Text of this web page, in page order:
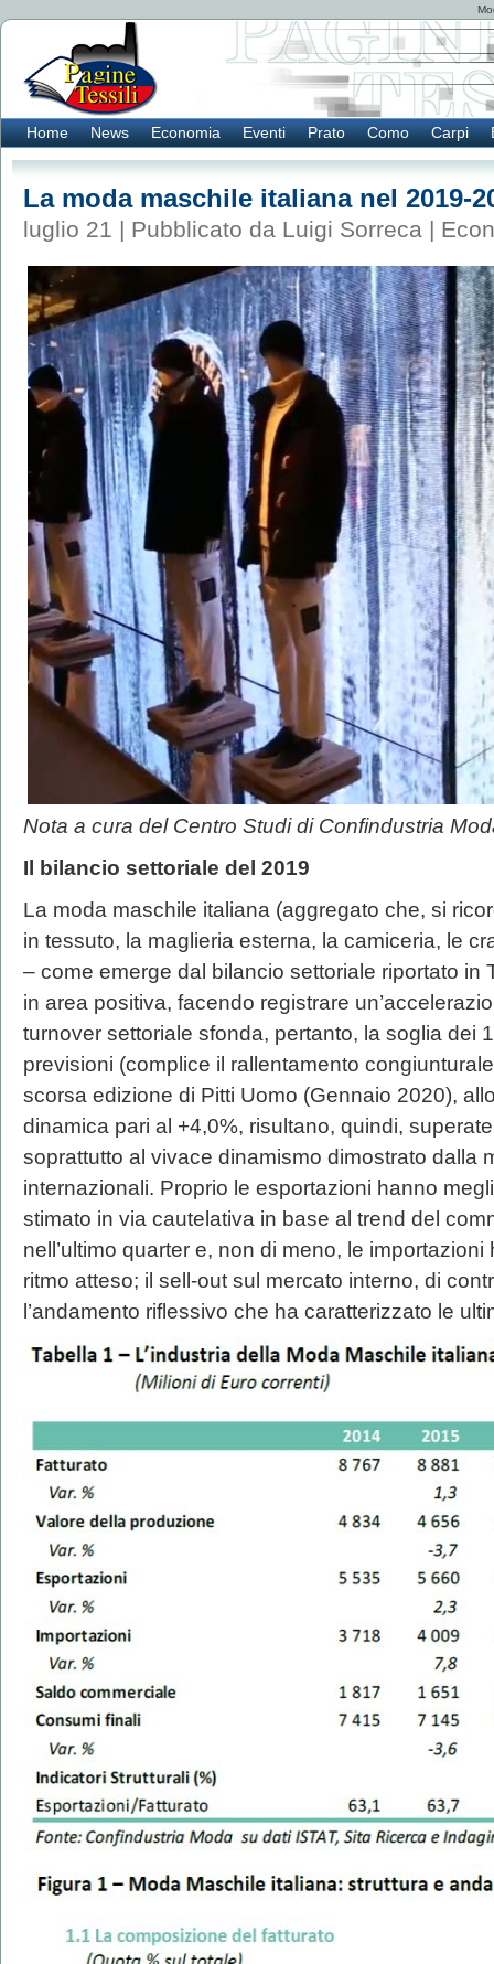
Home News Economia Eventi Prato Como Carpi
La moda maschile italiana nel 2019-
luglio 21 | Pubblicato da Luigi Sorreca |
Nota a cura del Centro Studi di Confindustria
Il bilancio settoriale del 2019
La moda maschile italiana (aggregato che, si
in tessuto, la maglieria esterna, la camiceria, le
– come emerge dal bilancio settoriale riportato in
in area positiva, facendo registrare
turnover settoriale sfonda, pertanto, la soglia dei
previsioni (complice il rallentamento
scorsa edizione di Pitti Uomo (Gennaio 2020),
dinamica pari al +4,0%, risultano, quindi,
soprattutto al vivace dinamismo dimostrato dalla
internazionali. Proprio le esportazioni hanno
stimato in via cautelativa in base al trend del
nell’ultimo quarter e, non di meno, le
ritmo atteso; il sell-out sul mercato interno, di
l’andamento riflessivo che ha caratterizzato le